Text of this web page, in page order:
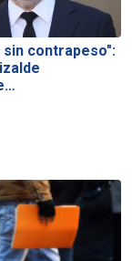
sin contrapeso":